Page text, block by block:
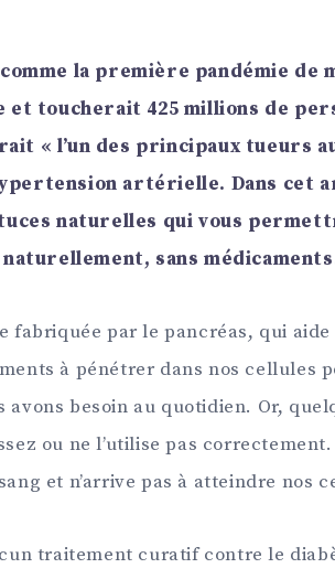
la première pandémie de
et toucherait 425 millions de
« l’un des principaux tueurs
artérielle. Dans cet
naturelles qui vous
sans
fabriquée par le pancréas, qui aide
à pénétrer dans nos cellules
avons besoin au quotidien. Or,
ou ne l’utilise pas
et n’arrive pas à atteindre nos
traitement curatif contre le